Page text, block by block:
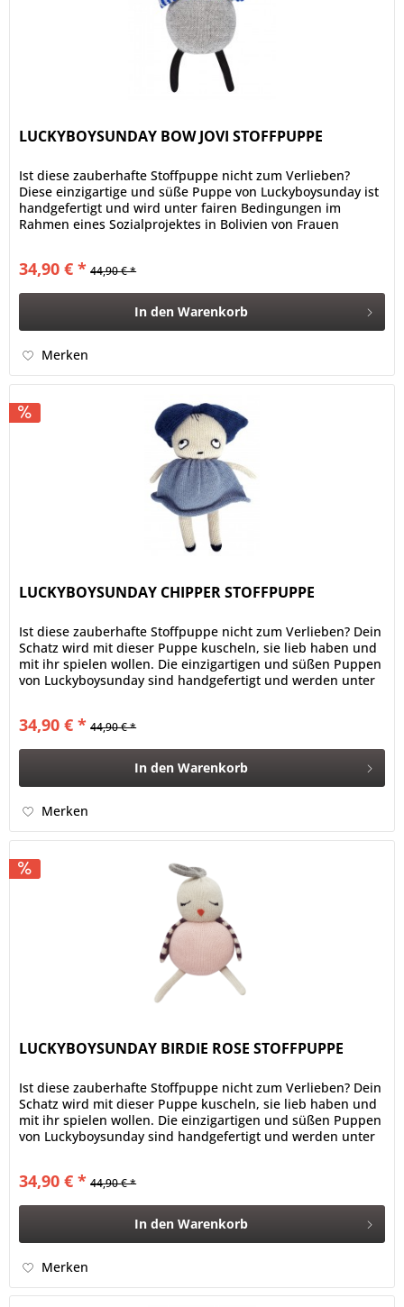
LUCKYBOYSUNDAY BOW JOVI STOFFPUPPE
Ist diese zauberhafte Stoffpuppe nicht zum Verlieben?
Diese einzigartige und süße Puppe von Luckyboysunday ist
handgefertigt und wird unter fairen Bedingungen im
Rahmen eines Sozialprojektes in Bolivien von Frauen
34,90 € * 44,90 € *
In den Warenkorb
Merken
LUCKYBOYSUNDAY CHIPPER STOFFPUPPE
Ist diese zauberhafte Stoffpuppe nicht zum Verlieben? Dein
Schatz wird mit dieser Puppe kuscheln, sie lieb haben und
mit ihr spielen wollen. Die einzigartigen und süßen Puppen
von Luckyboysunday sind handgefertigt und werden unter
34,90 € * 44,90 € *
In den Warenkorb
Merken
LUCKYBOYSUNDAY BIRDIE ROSE STOFFPUPPE
Ist diese zauberhafte Stoffpuppe nicht zum Verlieben? Dein
Schatz wird mit dieser Puppe kuscheln, sie lieb haben und
mit ihr spielen wollen. Die einzigartigen und süßen Puppen
von Luckyboysunday sind handgefertigt und werden unter
34,90 € * 44,90 € *
In den Warenkorb
Merken